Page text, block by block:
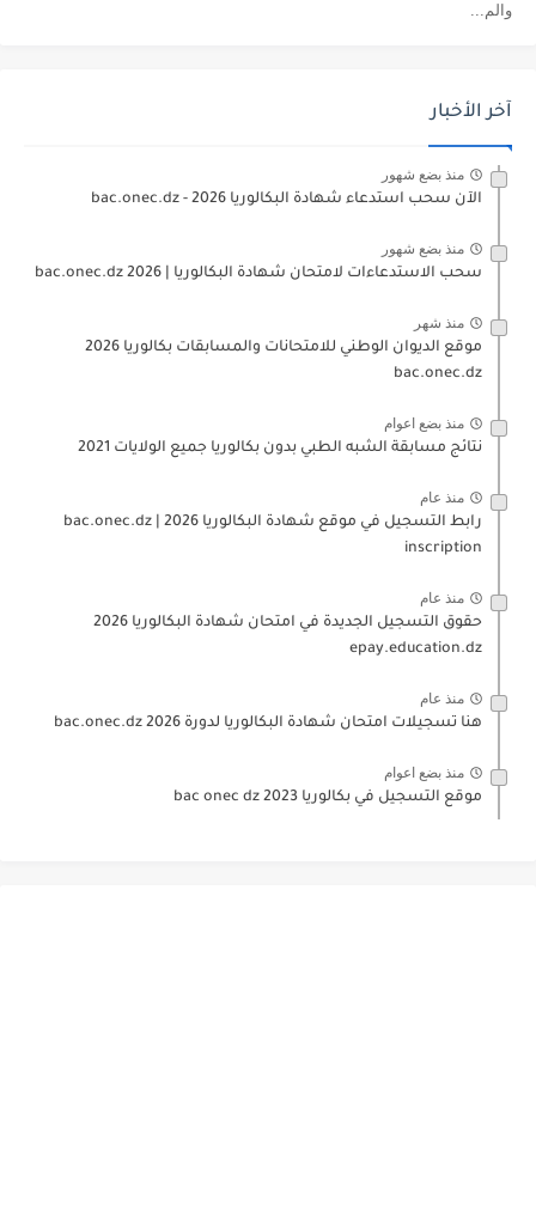
والم...
آخر الأخبار
منذ بضع شهور
الآن سحب استدعاء شهادة البكالوريا bac.onec.dz - 2026
منذ بضع شهور
سحب الاستدعاءات لامتحان شهادة البكالوريا | 2026 bac.onec.dz
منذ شهر
موقع الديوان الوطني للامتحانات والمسابقات بكالوريا 2026
bac.onec.dz
منذ بضع اعوام
نتائج مسابقة الشبه الطبي بدون بكالوريا جميع الولايات 2021
منذ عام
رابط التسجيل في موقع شهادة البكالوريا 2026 | bac.onec.dz
inscription
منذ عام
حقوق التسجيل الجديدة في امتحان شهادة البكالوريا 2026
epay.education.dz
منذ عام
هنا تسجيلات امتحان شهادة البكالوريا لدورة 2026 bac.onec.dz
منذ بضع اعوام
موقع التسجيل في بكالوريا 2023 bac onec dz